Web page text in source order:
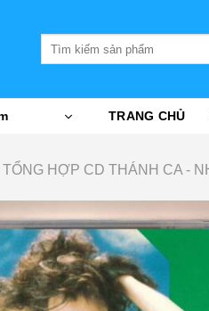
TRANG CHỦ
TỔNG HỢP CD THÁNH CA -